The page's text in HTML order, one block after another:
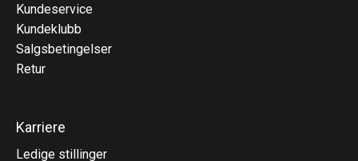
Kundeservice
Kundeklubb
Salgsbetingelser
Retur
Karriere
Ledige stillinger